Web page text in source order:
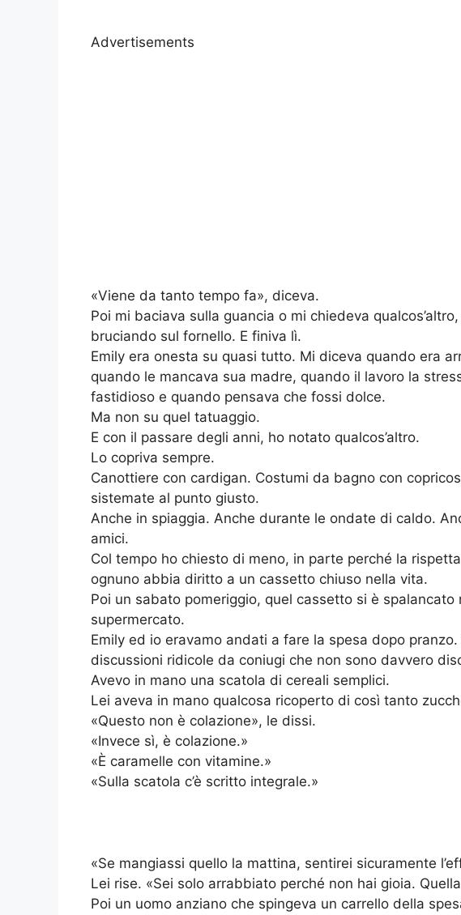
Advertisements
«Viene da tanto tempo fa», diceva.
Poi mi baciava sulla guancia o mi chiedeva
bruciando sul fornello. E finiva lì.
Emily era onesta su quasi tutto. Mi diceva quando era
quando le mancava sua madre, quando il lavoro la
fastidioso e quando pensava che fossi dolce.
Ma non su quel tatuaggio.
E con il passare degli anni, ho notato qualcos’altro.
Lo copriva sempre.
Canottiere con cardigan. Costumi da bagno con
sistemate al punto giusto.
Anche in spiaggia. Anche durante le ondate di caldo.
amici.
Col tempo ho chiesto di meno, in parte perché la
ognuno abbia diritto a un cassetto chiuso nella vita.
Poi un sabato pomeriggio, quel cassetto si è
supermercato.
Emily ed io eravamo andati a fare la spesa dopo
discussioni ridicole da coniugi che non sono davvero
Avevo in mano una scatola di cereali semplici.
Lei aveva in mano qualcosa ricoperto di così tanto
«Questo non è colazione», le dissi.
«Invece sì, è colazione.»
«È caramelle con vitamine.»
«Sulla scatola c’è scritto integrale.»
«Se mangiassi quello la mattina, sentirei sicuramente
Lei rise. «Sei solo arrabbiato perché non hai gioia.
Poi un uomo anziano che spingeva un carrello della